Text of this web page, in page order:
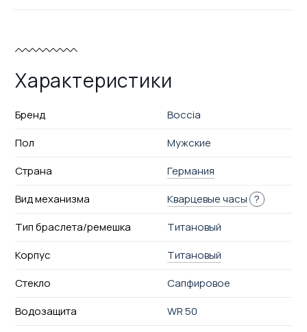
Характеристики
Бренд
Boccia
Пол
Мужские
Страна
Германия
Вид механизма
Кварцевые часы ?
Тип браслета/ремешка
Титановый
Корпус
Титановый
Стекло
Сапфировое
Водозащита
WR 50